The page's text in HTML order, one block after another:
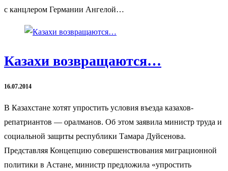
с канцлером Германии Ангелой…
Казахи возвращаются…
16.07.2014
В Казахстане хотят упростить условия въезда казахов-
репатриантов — оралманов. Об этом заявила министр труда и
социальной защиты республики Тамара Дуйсенова.
Представляя Концепцию совершенствования миграционной
политики в Астане, министр предложила «упростить